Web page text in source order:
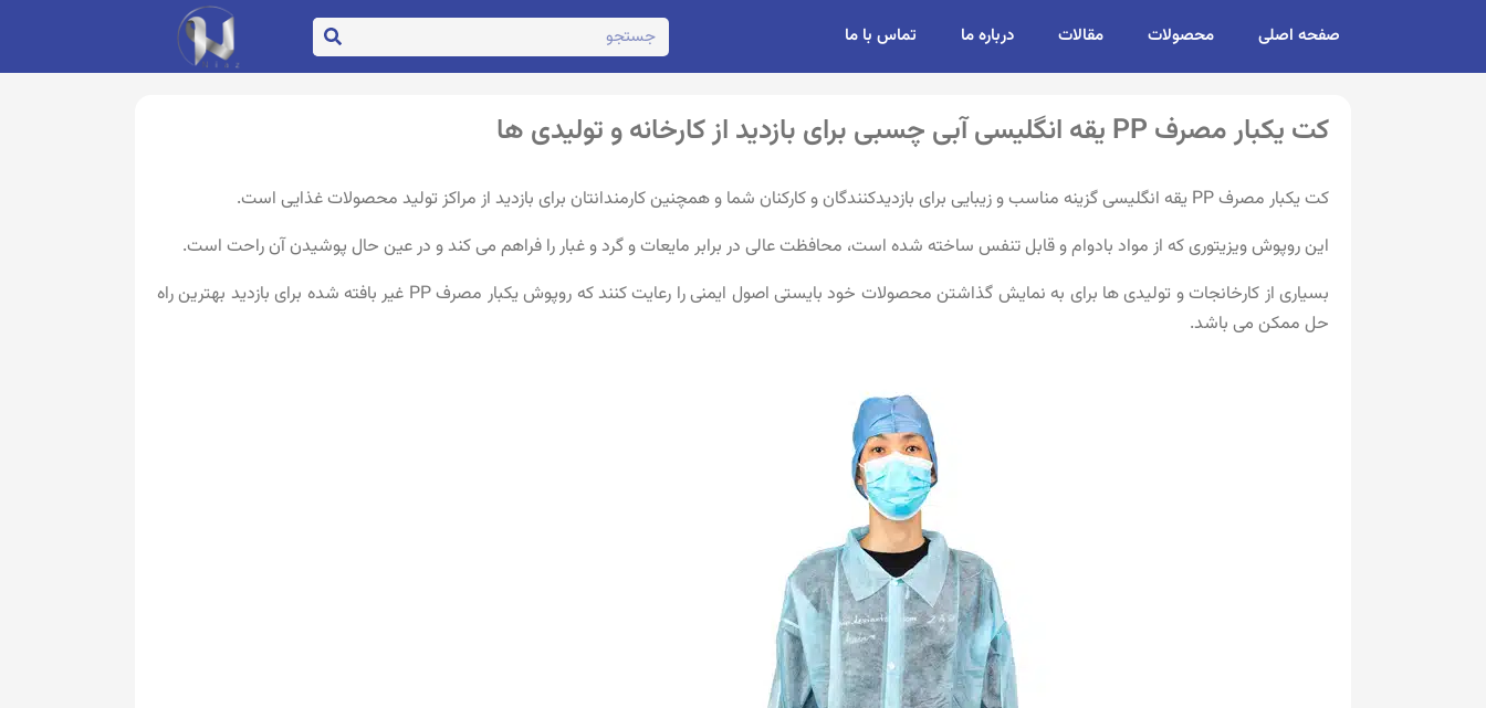
صفحه اصلی محصولات مقالات درباره ما تماس با ما
کت یکبار مصرف PP یقه انگلیسی آبی چسبی برای بازدید از کارخانه و تولیدی ها
کت یکبار مصرف PP یقه انگلیسی گزینه مناسب و زیبایی برای بازدیدکنندگان و کارکنان شما و همچنین کارمندانتان برای بازدید از مراکز تولید محصولات غذایی است.
این روپوش ویزیتوری که از مواد بادوام و قابل تنفس ساخته شده است، محافظت عالی در برابر مایعات و گرد و غبار را فراهم می کند و در عین حال پوشیدن آن راحت است.
بسیاری از کارخانجات و تولیدی ها برای به نمایش گذاشتن محصولات خود بایستی اصول ایمنی را رعایت کنند که روپوش یکبار مصرف PP غیر بافته شده برای بازدید بهترین راه
حل ممکن می باشد.